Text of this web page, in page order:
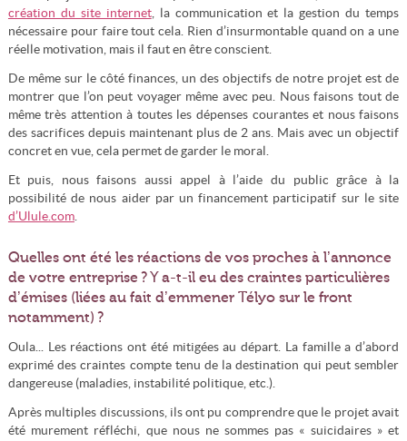
création du site internet, la communication et la gestion du temps
nécessaire pour faire tout cela. Rien d’insurmontable quand on a une
réelle motivation, mais il faut en être conscient.
De même sur le côté finances, un des objectifs de notre projet est de
montrer que l’on peut voyager même avec peu. Nous faisons tout de
même très attention à toutes les dépenses courantes et nous faisons
des sacrifices depuis maintenant plus de 2 ans. Mais avec un objectif
concret en vue, cela permet de garder le moral.
Et puis, nous faisons aussi appel à l’aide du public grâce à la
possibilité de nous aider par un financement participatif sur le site
d’Ulule.com.
Quelles ont été les réactions de vos proches à l’annonce
de votre entreprise ? Y a-t-il eu des craintes particulières
d’émises (liées au fait d’emmener Télyo sur le front
notamment) ?
Oula... Les réactions ont été mitigées au départ. La famille a d’abord
exprimé des craintes compte tenu de la destination qui peut sembler
dangereuse (maladies, instabilité politique, etc.).
Après multiples discussions, ils ont pu comprendre que le projet avait
été murement réfléchi, que nous ne sommes pas « suicidaires » et